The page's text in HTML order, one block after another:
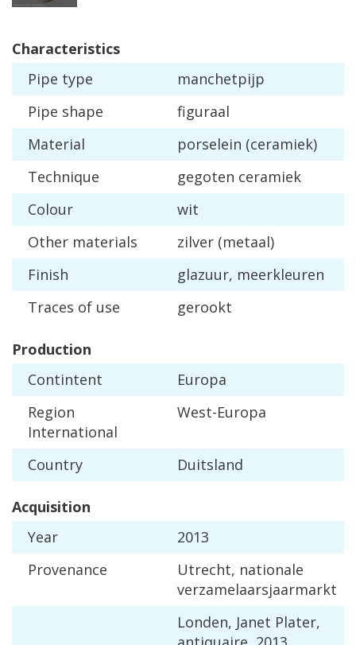
Characteristics
Pipe type
manchetpijp
Pipe shape
figuraal
Material
porselein (ceramiek)
Technique
gegoten ceramiek
Colour
wit
Other materials zilver (metaal)
Finish
glazuur, meerkleuren
Traces of use gerookt
Production
Contintent
Europa
Region
International
West-Europa
Country Duitsland
Acquisition
Year
2013
Provenance
Utrecht, nationale
verzamelaarsjaarmarkt
Londen, Janet Plater,